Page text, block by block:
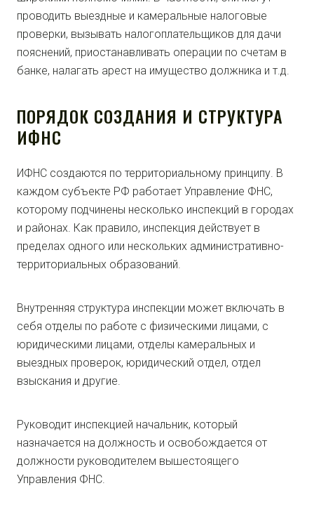
проводить выездные и камеральные налоговые
проверки, вызывать налогоплательщиков для дачи
пояснений, приостанавливать операции по счетам в
банке, налагать арест на имущество должника и т.д.
ПОРЯДОК СОЗДАНИЯ И СТРУКТУРА
ИФНС
ИФНС создаются по территориальному принципу. В
каждом субъекте РФ работает Управление ФНС,
которому подчинены несколько инспекций в городах
и районах. Как правило, инспекция действует в
пределах одного или нескольких административно-
территориальных образований.
Внутренняя структура инспекции может включать в
себя отделы по работе с физическими лицами, с
юридическими лицами, отделы камеральных и
выездных проверок, юридический отдел, отдел
взыскания и другие.
Руководит инспекцией начальник, который
назначается на должность и освобождается от
должности руководителем вышестоящего
Управления ФНС.